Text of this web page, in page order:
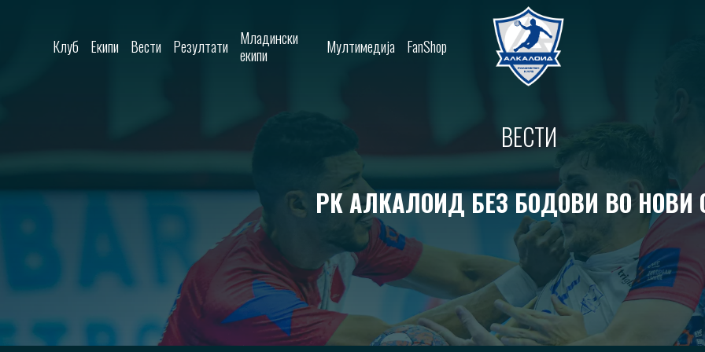
Клуб Екипи Вести Резултати
Младински
екипи
Мултимедија FanShop
ВЕСТИ
РК АЛКАЛОИД БЕЗ БОДОВИ ВО НОВИ